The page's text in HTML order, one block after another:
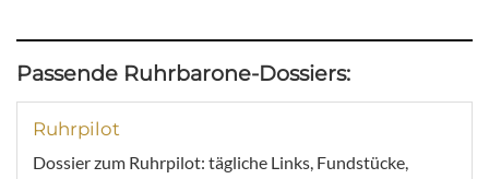
Passende Ruhrbarone-Dossiers:
Ruhrpilot
Dossier zum Ruhrpilot: tägliche Links, Fundstücke,